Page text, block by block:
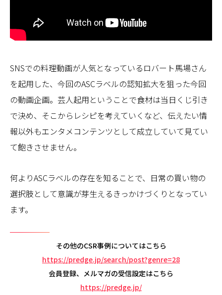
SNSでの料理動画が人気となっているロバート馬場さん
を起用した、今回のASCラベルの認知拡大を狙った今回
の動画企画。芸人起用ということで食材は当日くじ引き
で決め、そこからレシピを考えていくなど、伝えたい情
報以外もエンタメコンテンツとして成立していて見てい
て飽きさせません。
何よりASCラベルの存在を知ることで、日常の買い物の
選択肢として意識が芽生えるきっかけづくりとなってい
ます。
その他のCSR事例についてはこちら
https://predge.jp/search/post?genre=28
会員登録、メルマガの受信設定はこちら
https://predge.jp/